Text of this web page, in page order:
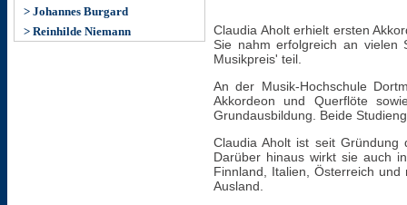
> Johannes Burgard
> Reinhilde Niemann
Claudia Aholt erhielt ersten
Sie nahm erfolgreich an vielen
Musikpreis' teil.
An der Musik-Hochschule
Akkordeon und Querflöte
Grundausbildung. Beide
Claudia Aholt ist seit Gründung
Darüber hinaus wirkt sie auch
Finnland, Italien, Österreich
Ausland.